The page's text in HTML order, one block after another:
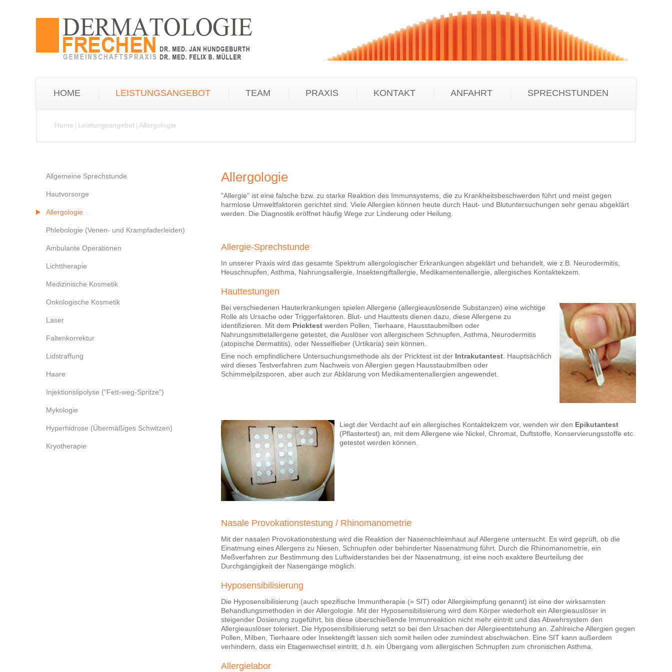
HOME LEISTUNGSANGEBOT TEAM PRAXIS KONTAKT ANFAHRT SPRECHSTUNDEN
Home Leistungsangebot Allergologie
Allgemeine Sprechstunde
Hautvorsorge
Allergologie
Phlebologie (Venen- und Krampfaderleiden)
Ambulante Operationen
Lichttherapie
Medizinische Kosmetik
Onkologische Kosmetik
Laser
Faltenkorrektur
Lidstraffung
Haare
Injektionslipolyse ("Fett-weg-Spritze")
Mykologie
Hyperhidrose (Übermäßiges Schwitzen)
Kryotherapie
Allergologie
"Allergie" ist eine falsche bzw. zu starke Reaktion des Immunsystems, die zu Krankheitsbeschwerden führt und meist gegen
harmlose Umweltfaktoren gerichtet sind. Viele Allergien können heute durch Haut- und Blutuntersuchungen sehr genau abgeklärt
werden. Die Diagnostik eröffnet häufig Wege zur Linderung oder Heilung.
Allergie-Sprechstunde
In unserer Praxis wird das gesamte Spektrum allergologischer Erkrankungen abgeklärt und behandelt, wie z.B. Neurodermitis,
Heuschnupfen, Asthma, Nahrungsallergie, Insektengiftallergie, Medikamentenallergie, allergisches Kontaktekzem.
Hauttestungen
Bei verschiedenen Hauterkrankungen spielen Allergene (allergieauslösende Substanzen) eine wichtige
Rolle als Ursache oder Triggerfaktoren. Blut- und Hauttests dienen dazu, diese Allergene zu
identifizieren. Mit dem Pricktest werden Pollen, Tierhaare, Hausstaubmilben oder
Nahrungsmittelallergene getestet, die Auslöser von allergischem Schnupfen, Asthma, Neurodermitis
(atopische Dermatitis), oder Nesselfieber (Urtikaria) sein können.
Eine noch empfindlichere Untersuchungsmethode als der Pricktest ist der Intrakutantest . Hauptsächlich
wird dieses Testverfahren zum Nachweis von Allergien gegen Hausstaubmilben oder
Schimmelpilzsporen, aber auch zur Abklärung von Medikamentenallergien angewendet.
Liegt der Verdacht auf ein allergisches Kontaktekzem vor, wenden wir den Epikutantest
(Pflastertest) an, mit dem Allergene wie Nickel, Chromat, Duftstoffe, Konservierungsstoffe etc.
getestet werden können.
Nasale Provokationstestung / Rhinomanometrie
Mit der nasalen Provokationstestung wird die Reaktion der Nasenschleimhaut auf Allergene untersucht. Es wird geprüft, ob die
Einatmung eines Allergens zu Niesen, Schnupfen oder behinderter Nasenatmung führt. Durch die Rhinomanometrie, ein
Meßverfahren zur Bestimmung des Luftwiderstandes bei der Nasenatmung, ist eine noch exaktere Beurteilung der
Durchgängigkeit der Nasengänge möglich.
Hyposensibilisierung
Die Hyposensibilisierung (auch spezifische Immuntherapie (= SIT) oder Allergieimpfung genannt) ist eine der wirksamsten
Behandlungsmethoden in der Allergologie. Mit der Hyposensibilisierung wird dem Körper wiederholt ein Allergieauslöser in
steigender Dosierung zugeführt, bis diese überschießende Immunreaktion nicht mehr eintritt und das Abwehrsystem den
Allergieauslöser toleriert. Die Hyposensibilisierung setzt so bei den Ursachen der Allergieentstehung an. Zahlreiche Allergien gegen
Pollen, Milben, Tierhaare oder Insektengift lassen sich somit heilen oder zumindest abschwächen. Eine SIT kann außerdem
verhindern, dass ein Etagenwechsel eintritt, d.h. ein Übergang vom allergischen Schnupfen zum chronischen Asthma.
Allergielabor